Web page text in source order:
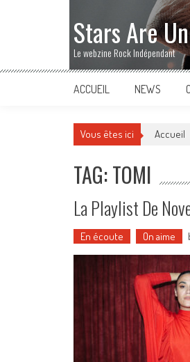
Stars Are
Le webzine Rock Indépendant
ACCUEIL NEWS
Vous êtes ici Accueil
TAG: TOMI
La Playlist De
En écoute On aime